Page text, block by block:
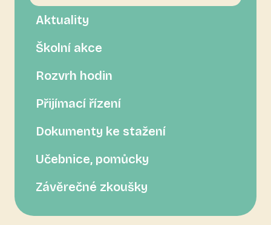
Aktuality
Školní akce
Rozvrh hodin
Přijímací řízení
Dokumenty ke stažení
Učebnice, pomůcky
Závěrečné zkoušky